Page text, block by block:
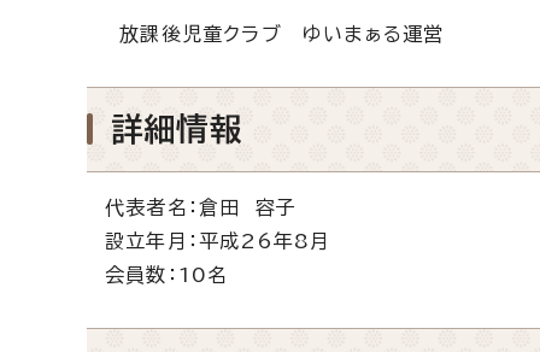
放課後児童クラブ ゆいまぁる運営
詳細情報
代表者名：倉田 容子
設立年月：平成26年8月
会員数：10名